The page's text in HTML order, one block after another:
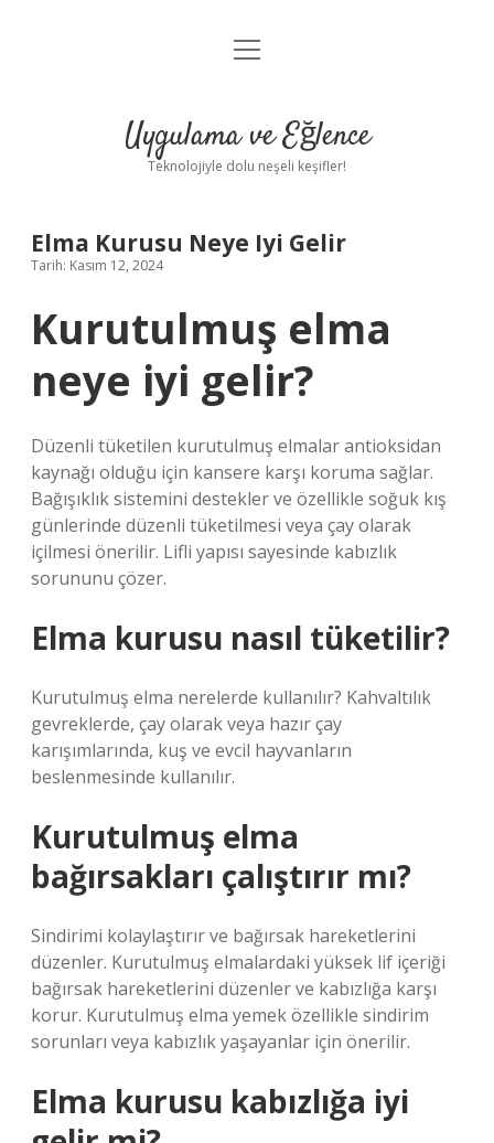
Anasayfa
Yasal Uyarı
menüyü
Uygulama ve Eğlence
Teknolojiyle dolu neşeli keşifler!
Elma Kurusu Neye Iyi Gelir
Tarih: Kasım 12, 2024
Kurutulmuş elma
neye iyi gelir?
Düzenli tüketilen kurutulmuş elmalar antioksidan
kaynağı olduğu için kansere karşı koruma sağlar.
Bağışıklık sistemini destekler ve özellikle soğuk kış
günlerinde düzenli tüketilmesi veya çay olarak
içilmesi önerilir. Lifli yapısı sayesinde kabızlık
sorununu çözer.
Elma kurusu nasıl tüketilir?
Kurutulmuş elma nerelerde kullanılır? Kahvaltılık
gevreklerde, çay olarak veya hazır çay
karışımlarında, kuş ve evcil hayvanların
beslenmesinde kullanılır.
Kurutulmuş elma
bağırsakları çalıştırır mı?
Sindirimi kolaylaştırır ve bağırsak hareketlerini
düzenler. Kurutulmuş elmalardaki yüksek lif içeriği
bağırsak hareketlerini düzenler ve kabızlığa karşı
korur. Kurutulmuş elma yemek özellikle sindirim
sorunları veya kabızlık yaşayanlar için önerilir.
Elma kurusu kabızlığa iyi